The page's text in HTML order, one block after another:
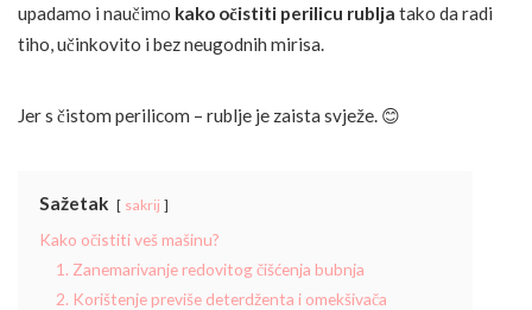
upadamo i naučimo kako očistiti perilicu rublja tako da radi
tiho, učinkovito i bez neugodnih mirisa.
Jer s čistom perilicom – rublje je zaista svježe. 😊
Sažetak sakrij
Kako očistiti veš mašinu?
1. Zanemarivanje redovitog čišćenja bubnja
2. Korištenje previše deterdženta i omekšivača